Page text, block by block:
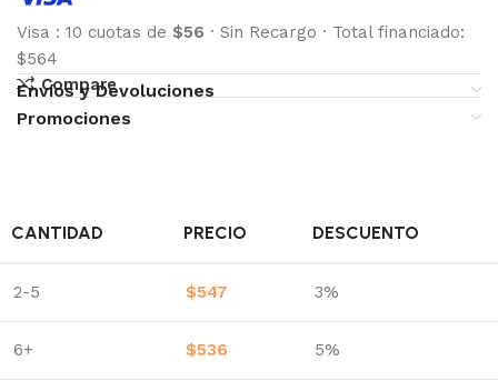
Visa : 10 cuotas de $56 · Sin Recargo · Total financiado:
$564
Compare
Envíos y Devoluciones
Promociones
CANTIDAD PRECIO DESCUENTO
2-5 $547 3%
6+ $536 5%